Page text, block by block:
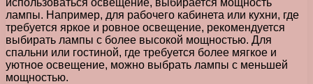
лампы. Например, для рабочего кабинета или кухни, где
требуется яркое и ровное освещение, рекомендуется
выбирать лампы с более высокой мощностью. Для
спальни или гостиной, где требуется более мягкое и
уютное освещение, можно выбрать лампы с меньшей
мощностью.